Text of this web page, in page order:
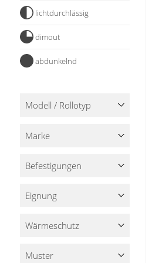
Stoffe
Panneaux
lichtdurchlässig
dimout
abdunkelnd
Modell / Rollotyp
Marke
Befestigungen
Eignung
Wärme­schutz
Muster